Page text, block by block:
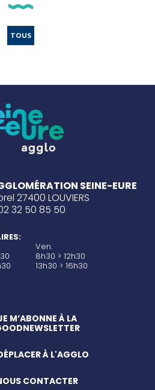
SEINE-EURE
27400 LOUVIERS
32 50 85 50
Ven.
8h30 > 12h30
13h30 > 16h30
M’ABONNE À LA
À L'AGGLO
CONTACTER